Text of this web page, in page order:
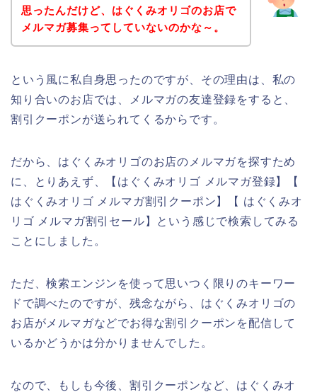
思ったんだけど、はぐくみオリゴのお店で
メルマガ募集ってしていないのかな～。
という風に私自身思ったのですが、その理由は、私の
知り合いのお店では、メルマガの友達登録をすると、
割引クーポンが送られてくるからです。
だから、はぐくみオリゴのお店のメルマガを探すため
に、とりあえず、【はぐくみオリゴ メルマガ登録】【
はぐくみオリゴ メルマガ割引クーポン】【 はぐくみオ
リゴ メルマガ割引セール】という感じで検索してみる
ことにしました。
ただ、検索エンジンを使って思いつく限りのキーワー
ドで調べたのですが、残念ながら、はぐくみオリゴの
お店がメルマガなどでお得な割引クーポンを配信して
いるかどうかは分かりませんでした。
なので、もしも今後、割引クーポンなど、はぐくみオ